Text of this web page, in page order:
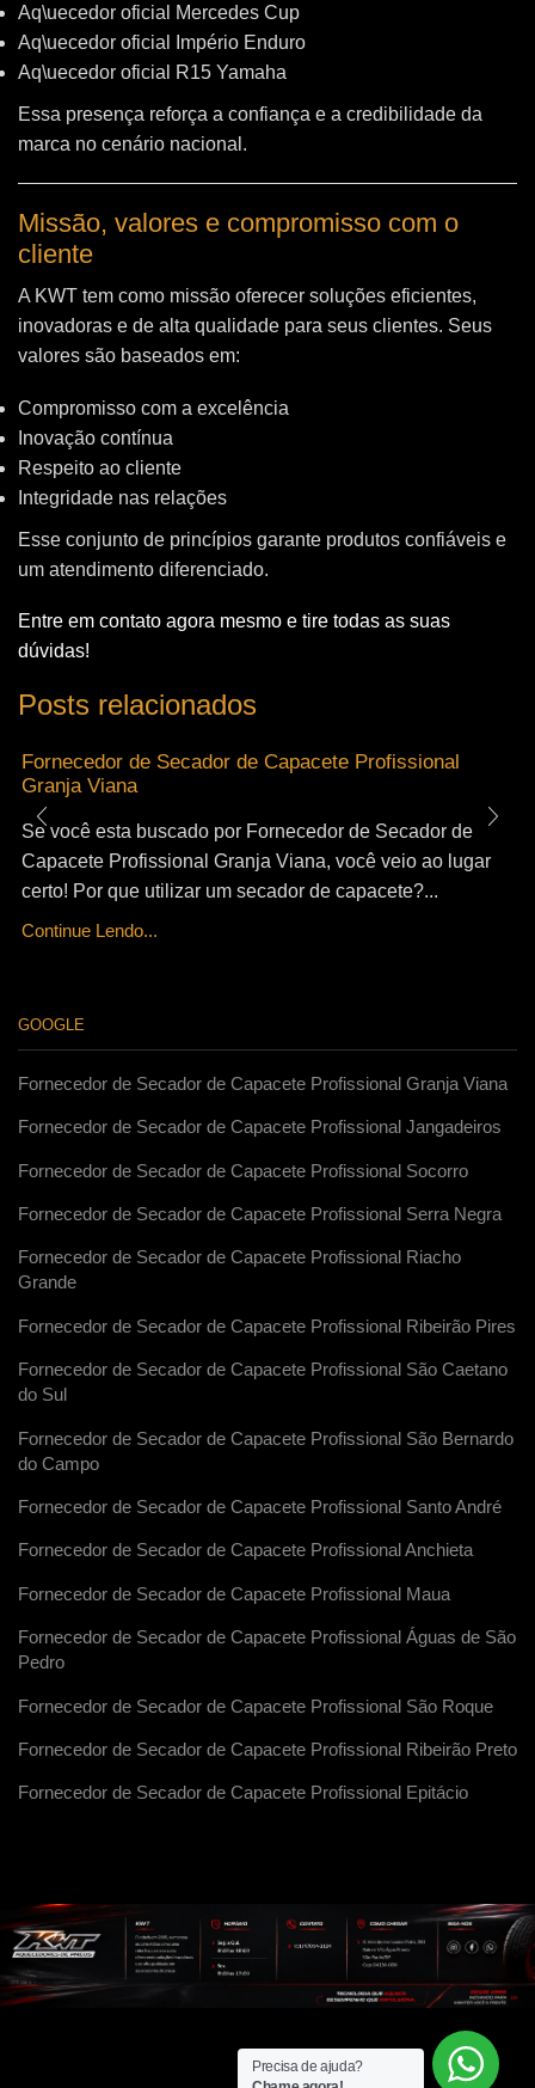
Aq\uecedor oficial Mercedes Cup
Aq\uecedor oficial Império Enduro
Aq\uecedor oficial R15 Yamaha
Essa presença reforça a confiança e a credibilidade da
marca no cenário nacional.
Missão, valores e compromisso com o
cliente
A KWT tem como missão oferecer soluções eficientes,
inovadoras e de alta qualidade para seus clientes. Seus
valores são baseados em:
Compromisso com a excelência
Inovação contínua
Respeito ao cliente
Integridade nas relações
Esse conjunto de princípios garante produtos confiáveis e
um atendimento diferenciado.
Entre em contato agora mesmo e tire todas as suas
dúvidas!
Posts relacionados
Fornecedor de Secador de Capacete Profissional
Granja Viana
Se você esta buscado por Fornecedor de Secador de
Capacete Profissional Granja Viana, você veio ao lugar
certo! Por que utilizar um secador de capacete?...
Continue Lendo...
GOOGLE
Fornecedor de Secador de Capacete Profissional Granja Viana
Fornecedor de Secador de Capacete Profissional Jangadeiros
Fornecedor de Secador de Capacete Profissional Socorro
Fornecedor de Secador de Capacete Profissional Serra Negra
Fornecedor de Secador de Capacete Profissional Riacho
Grande
Fornecedor de Secador de Capacete Profissional Ribeirão Pires
Fornecedor de Secador de Capacete Profissional São Caetano
do Sul
Fornecedor de Secador de Capacete Profissional São Bernardo
do Campo
Fornecedor de Secador de Capacete Profissional Santo André
Fornecedor de Secador de Capacete Profissional Anchieta
Fornecedor de Secador de Capacete Profissional Maua
Fornecedor de Secador de Capacete Profissional Águas de São
Pedro
Fornecedor de Secador de Capacete Profissional São Roque
Fornecedor de Secador de Capacete Profissional Ribeirão Preto
Fornecedor de Secador de Capacete Profissional Epitácio
Precisa de ajuda?